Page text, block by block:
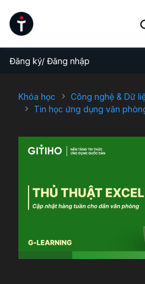
Đăng ký/ Đăng nhập
Khóa học
Công nghệ & Dữ
Tin học ứng dụng văn